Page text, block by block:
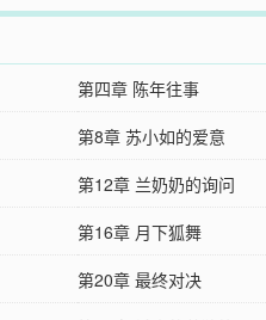
第四章 陈年往事
第8章 苏小如的爱意
第12章 兰奶奶的询问
第16章 月下狐舞
第20章 最终对决